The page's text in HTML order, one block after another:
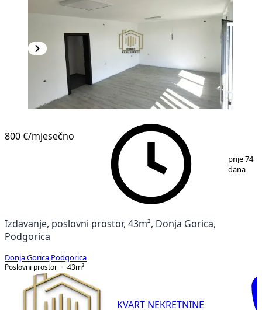
800 €/mjesečno
prije 74
dana
Izdavanje, poslovni prostor, 43m², Donja Gorica,
Podgorica
Donja Gorica Podgorica
Poslovni prostor
43m²
KVART NEKRETNINE